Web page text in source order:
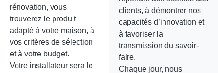
rénovation, vous
trouverez le produit
adapté à votre maison, à
vos critères de sélection
et à votre budget.
Votre installateur sera le
clients, à démontrer nos
capacités d’innovation et
à favoriser la
transmission du savoir-
faire.
Chaque jour, nous